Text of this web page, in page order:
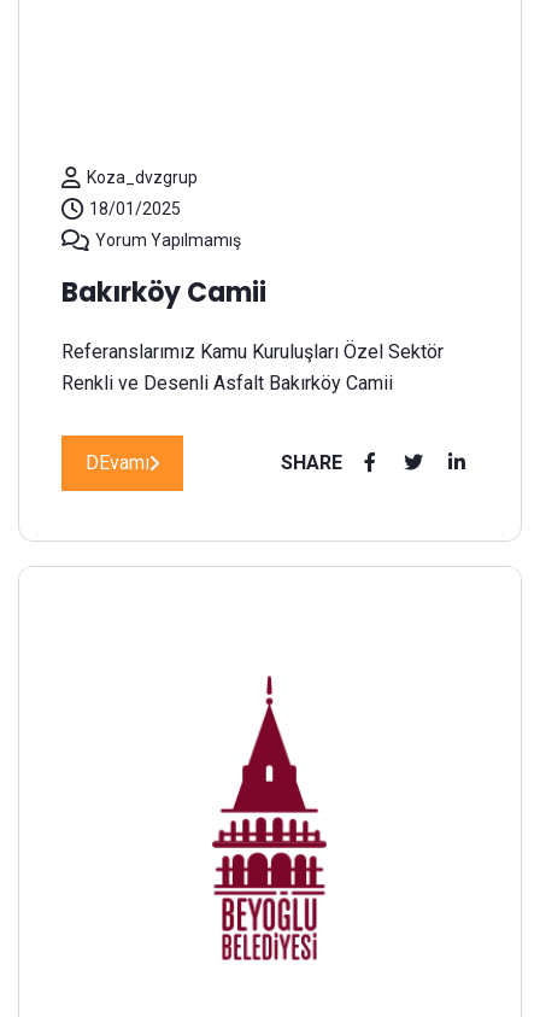
Koza_dvzgrup
18/01/2025
Yorum Yapılmamış
Bakırköy Camii
Referanslarımız Kamu Kuruluşları Özel Sektör
Renkli ve Desenli Asfalt Bakırköy Camii
DEvamı SHARE